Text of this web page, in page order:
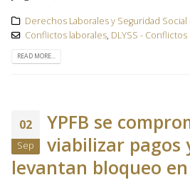
Derechos Laborales y Seguridad Social
Conflictos laborales, DLYSS - Conflictos
READ MORE...
02
Sep
YPFB se
viabilizar pagos
levantan bloqueo